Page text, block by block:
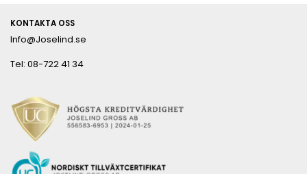
KONTAKTA OSS
Info@Joselind.se
Tel: 08-722 41 34